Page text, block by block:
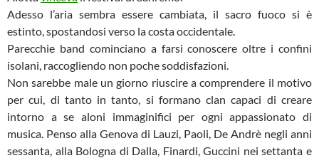
Adesso l’aria sembra essere cambiata, il sacro fuoco si è
estinto, spostandosi verso la costa occidentale.
Parecchie band cominciano a farsi conoscere oltre i confini
isolani, raccogliendo non poche soddisfazioni.
Non sarebbe male un giorno riuscire a comprendere il motivo
per cui, di tanto in tanto, si formano clan capaci di creare
intorno a se aloni immaginifici per ogni appassionato di
musica. Penso alla Genova di Lauzi, Paoli, De Andrè negli anni
sessanta, alla Bologna di Dalla, Finardi, Guccini nei settanta e